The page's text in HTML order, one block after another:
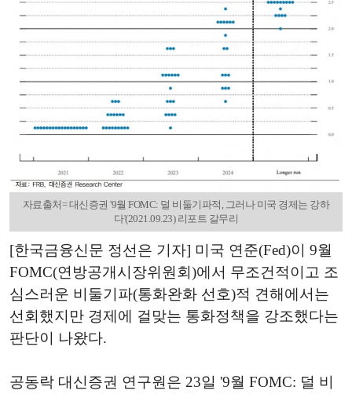
자료출처= 대신증권 '9월 FOMC: 덜 비둘기파적, 그러나 미국 경제는 강하
다'(2021.09.23) 리포트 갈무리
[한국금융신문 정선은 기자] 미국 연준(Fed)이 9월
FOMC(연방공개시장위원회)에서 무조건적이고 조
심스러운 비둘기파(통화완화 선호)적 견해에서는
선회했지만 경제에 걸맞는 통화정책을 강조했다는
판단이 나왔다.
공동락 대신증권 연구원은 23일 '9월 FOMC: 덜 비